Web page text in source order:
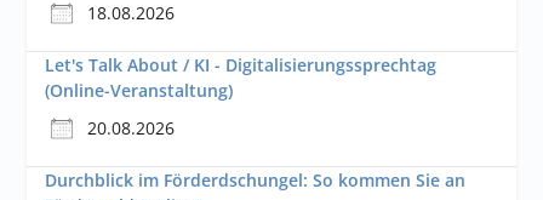
18.08.2026
Let's Talk About / KI - Digitalisierungssprechtag
(Online-Veranstaltung)
20.08.2026
Durchblick im Förderdschungel: So kommen Sie an